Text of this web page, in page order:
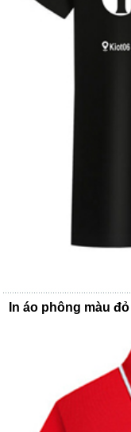
In áo phông màu